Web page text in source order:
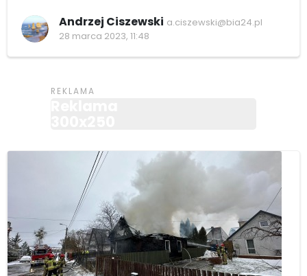
Andrzej Ciszewski a.ciszewski@bia24.pl
28 marca 2023, 11:48